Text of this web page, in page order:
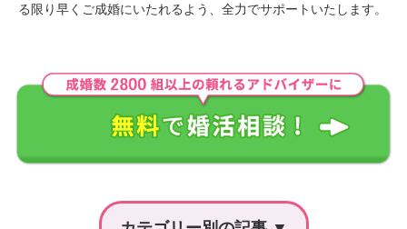
る限り早くご成婚にいたれるよう、全力でサポートいたします。